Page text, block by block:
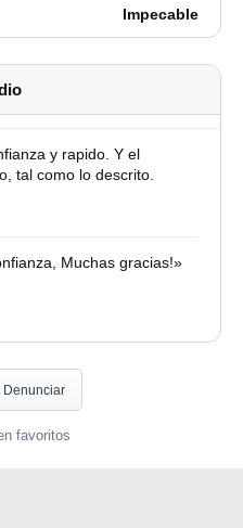
Impecable
y rapido. Y el
tal como lo descrito.
Muchas gracias!»
Denunciar
favoritos